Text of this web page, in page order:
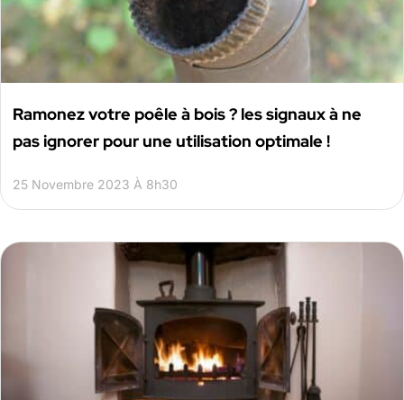
Ramonez votre poêle à bois ? les signaux à ne
pas ignorer pour une utilisation optimale !
25 Novembre 2023 À 8h30